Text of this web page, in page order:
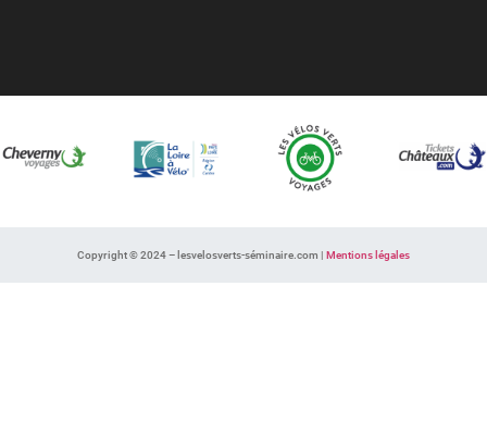
Copyright © 2024 – lesvelosverts-séminaire.com | Mentions légales